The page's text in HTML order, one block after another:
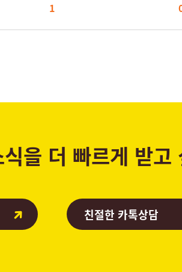
1
을 더 빠르게 받고
친절한 카톡상담